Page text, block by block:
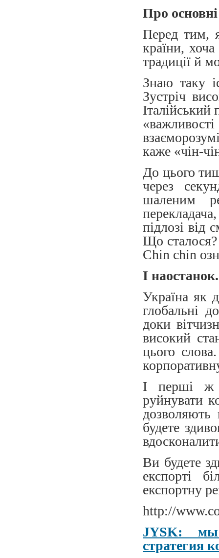
Про
Перед тим,
країни,
традиції й
Знаю таку
Зустріч
каже «чін-
До цього
через
шаленим
підлозі від
Що
Chin chin
І
Україна як
глобальні
доки
високий
цього
І перші ж
руйнувати
дозволяють
будете
Ви будете
експорті
експортну
http://
JYSK: мы
стратегия